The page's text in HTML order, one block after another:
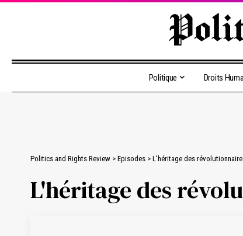
Politique Droits
Politics and Rights Review > Episodes > L'héritage des
L'héritage des